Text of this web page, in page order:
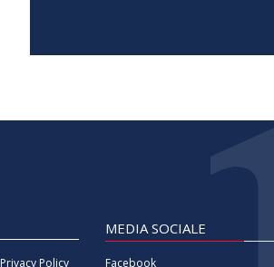
Privacy Policy
MEDIA SOCIALE
Facebook